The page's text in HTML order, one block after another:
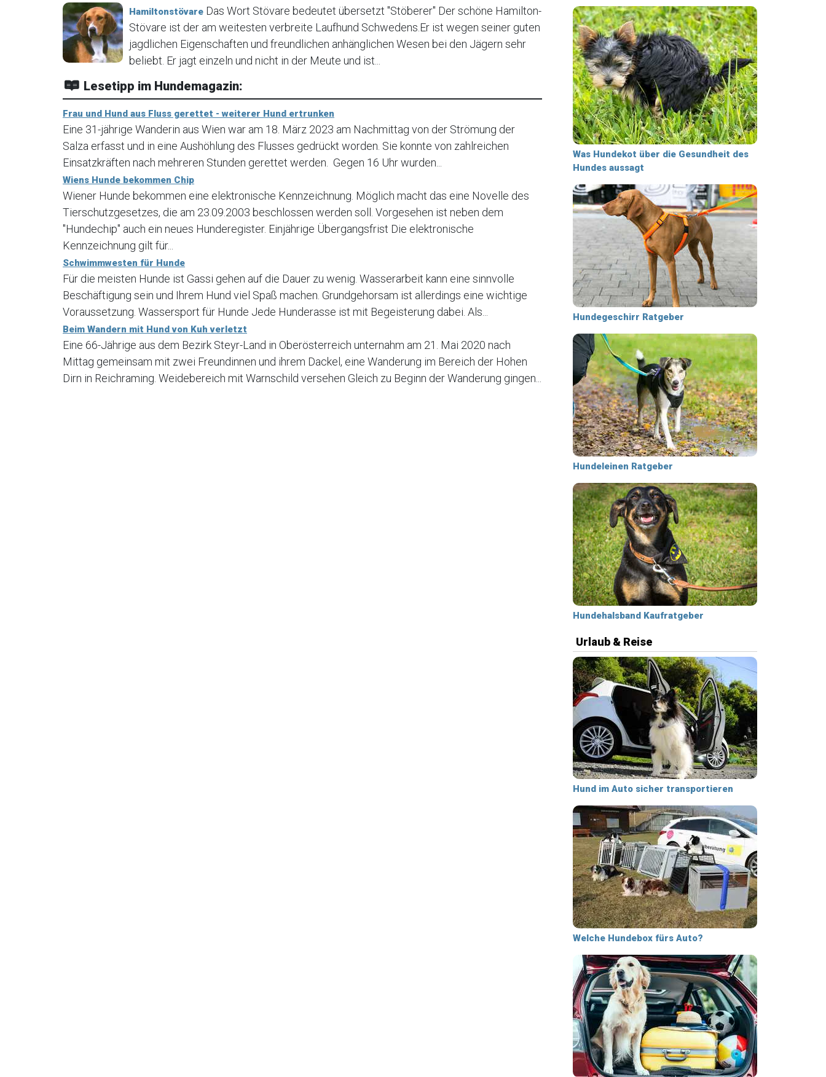
Hamiltonstövare Das Wort Stövare bedeutet übersetzt "Stöberer" Der schöne Hamilton-
Stövare ist der am weitesten verbreite Laufhund Schwedens.Er ist wegen seiner guten
jagdlichen Eigenschaften und freundlichen anhänglichen Wesen bei den Jägern sehr
beliebt. Er jagt einzeln und nicht in der Meute und ist...
Lesetipp im Hundemagazin:
Frau und Hund aus Fluss gerettet - weiterer Hund ertrunken
Eine 31-jährige Wanderin aus Wien war am 18. März 2023 am Nachmittag von der Strömung der
Salza erfasst und in eine Aushöhlung des Flusses gedrückt worden. Sie konnte von zahlreichen
Einsatzkräften nach mehreren Stunden gerettet werden. Gegen 16 Uhr wurden...
Wiens Hunde bekommen Chip
Wiener Hunde bekommen eine elektronische Kennzeichnung. Möglich macht das eine Novelle des
Tierschutzgesetzes, die am 23.09.2003 beschlossen werden soll. Vorgesehen ist neben dem
"Hundechip" auch ein neues Hunderegister. Einjährige Übergangsfrist Die elektronische
Kennzeichnung gilt für...
Schwimmwesten für Hunde
Für die meisten Hunde ist Gassi gehen auf die Dauer zu wenig. Wasserarbeit kann eine sinnvolle
Beschäftigung sein und Ihrem Hund viel Spaß machen. Grundgehorsam ist allerdings eine wichtige
Voraussetzung. Wassersport für Hunde Jede Hunderasse ist mit Begeisterung dabei. Als...
Beim Wandern mit Hund von Kuh verletzt
Eine 66-Jährige aus dem Bezirk Steyr-Land in Oberösterreich unternahm am 21. Mai 2020 nach
Mittag gemeinsam mit zwei Freundinnen und ihrem Dackel, eine Wanderung im Bereich der Hohen
Dirn in Reichraming. Weidebereich mit Warnschild versehen Gleich zu Beginn der Wanderung gingen...
Was Hundekot über die Gesundheit des
Hundes aussagt
Hundegeschirr Ratgeber
Hundeleinen Ratgeber
Hundehalsband Kaufratgeber
Urlaub & Reise
Hund im Auto sicher transportieren
Welche Hundebox fürs Auto?